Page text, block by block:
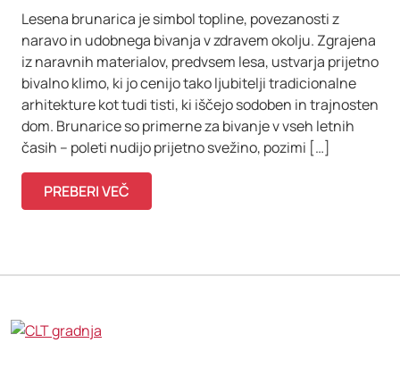
Lesena brunarica je simbol topline, povezanosti z
naravo in udobnega bivanja v zdravem okolju. Zgrajena
iz naravnih materialov, predvsem lesa, ustvarja prijetno
bivalno klimo, ki jo cenijo tako ljubitelji tradicionalne
arhitekture kot tudi tisti, ki iščejo sodoben in trajnosten
dom. Brunarice so primerne za bivanje v vseh letnih
časih – poleti nudijo prijetno svežino, pozimi […]
PREBERI VEČ